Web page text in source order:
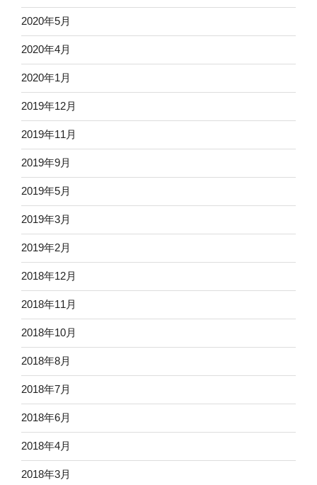
2020年5月
2020年4月
2020年1月
2019年12月
2019年11月
2019年9月
2019年5月
2019年3月
2019年2月
2018年12月
2018年11月
2018年10月
2018年8月
2018年7月
2018年6月
2018年4月
2018年3月